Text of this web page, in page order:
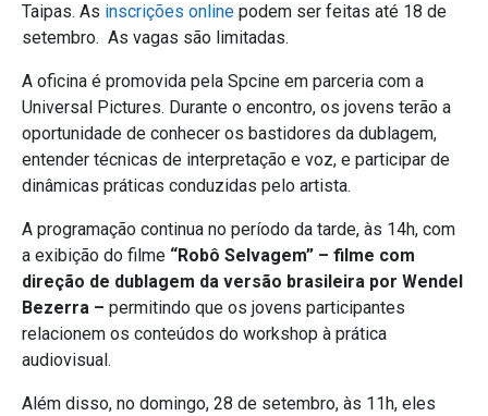
Taipas. As inscrições online podem ser feitas até 18 de
setembro. As vagas são limitadas.
A oficina é promovida pela Spcine em parceria com a
Universal Pictures. Durante o encontro, os jovens terão a
oportunidade de conhecer os bastidores da dublagem,
entender técnicas de interpretação e voz, e participar de
dinâmicas práticas conduzidas pelo artista.
A programação continua no período da tarde, às 14h, com
a exibição do filme “Robô Selvagem” – filme com
direção de dublagem da versão brasileira por Wendel
Bezerra – permitindo que os jovens participantes
relacionem os conteúdos do workshop à prática
audiovisual.
Além disso, no domingo, 28 de setembro, às 11h, eles